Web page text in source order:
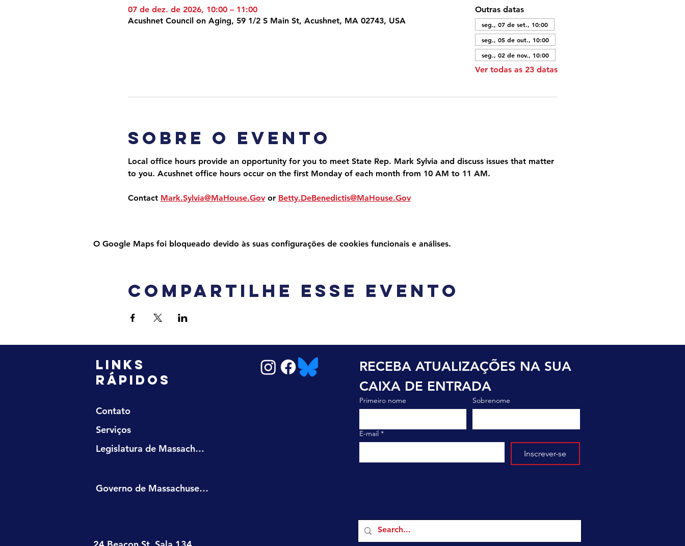
07 de dez. de 2026, 10:00 – 11:00
Acushnet Council on Aging, 59 1/2 S Main St, Acushnet, MA 02743, USA
Outras datas
seg., 07 de set., 10:00
seg., 05 de out., 10:00
seg., 02 de nov., 10:00
Ver todas as 23 datas
Sobre o evento
Local office hours provide an opportunity for you to meet State Rep. Mark Sylvia and discuss issues that matter
to you. Acushnet office hours occur on the first Monday of each month from 10 AM to 11 AM.
Contact Mark.Sylvia@MaHouse.Gov or Betty.DeBenedictis@MaHouse.Gov
O Google Maps foi bloqueado devido às suas configurações de cookies funcionais e análises.
Compartilhe esse evento
LINKS
RÁPIDOS
Contato
Serviços
Legislatura de Massachusetts
Governo de Massachusetts
RECEBA ATUALIZAÇÕES NA SUA
CAIXA DE ENTRADA
Primeiro nome Sobrenome
E-mail *
Inscrever-se